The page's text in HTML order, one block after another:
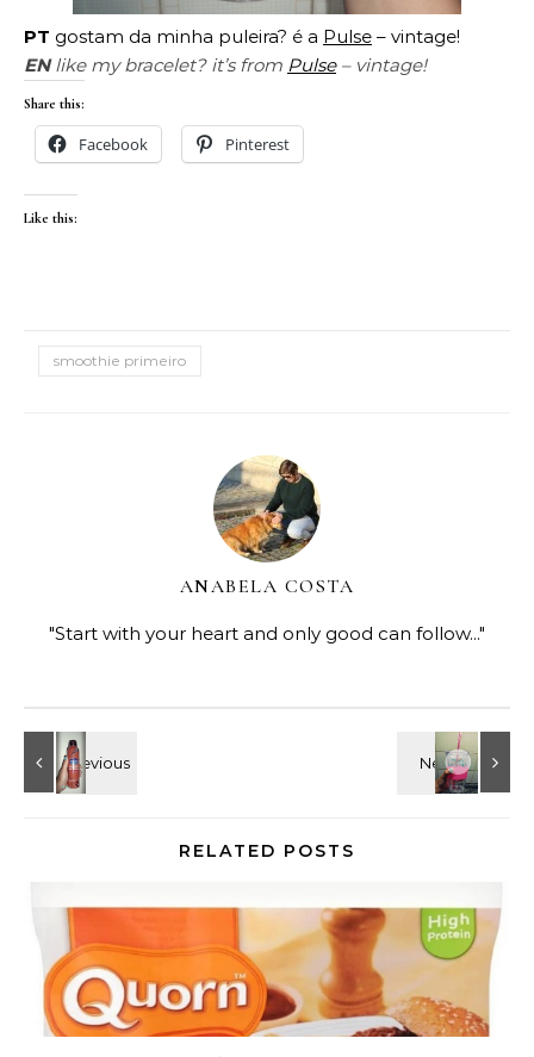
PT gostam da minha puleira? é a Pulse – vintage!
ENlike my bracelet? it’s from Pulse– vintage!
Share this:
Facebook Pinterest
Like this:
smoothie primeiro
ANABELA COSTA
"Start with your heart and only good can follow..."
RELATED POSTS